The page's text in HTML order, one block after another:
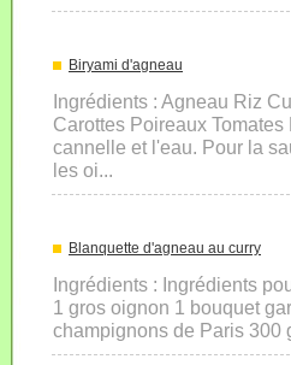
Biryami d'agneau
Ingrédients : Agneau Riz
Carottes Poireaux
cannelle et l'eau. Pour la
les oi...
Blanquette d'agneau au curry
Ingrédients : Ingrédients
1 gros oignon 1 bouquet
champignons de Paris 300